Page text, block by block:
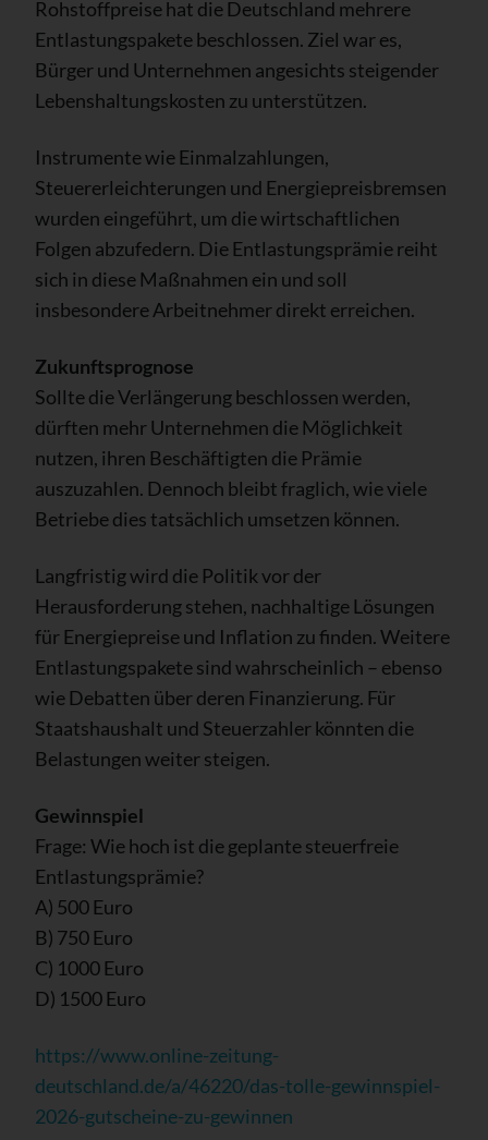
Rohstoffpreise hat die Deutschland mehrere
Entlastungspakete beschlossen. Ziel war es,
Bürger und Unternehmen angesichts steigender
Lebenshaltungskosten zu unterstützen.
Instrumente wie Einmalzahlungen,
Steuererleichterungen und Energiepreisbremsen
wurden eingeführt, um die wirtschaftlichen
Folgen abzufedern. Die Entlastungsprämie reiht
sich in diese Maßnahmen ein und soll
insbesondere Arbeitnehmer direkt erreichen.
Zukunftsprognose
Sollte die Verlängerung beschlossen werden,
dürften mehr Unternehmen die Möglichkeit
nutzen, ihren Beschäftigten die Prämie
auszuzahlen. Dennoch bleibt fraglich, wie viele
Betriebe dies tatsächlich umsetzen können.
Langfristig wird die Politik vor der
Herausforderung stehen, nachhaltige Lösungen
für Energiepreise und Inflation zu finden. Weitere
Entlastungspakete sind wahrscheinlich – ebenso
wie Debatten über deren Finanzierung. Für
Staatshaushalt und Steuerzahler könnten die
Belastungen weiter steigen.
Gewinnspiel
Frage: Wie hoch ist die geplante steuerfreie
Entlastungsprämie?
A) 500 Euro
B) 750 Euro
C) 1000 Euro
D) 1500 Euro
https://www.online-zeitung-
deutschland.de/a/46220/das-tolle-gewinnspiel-
2026-gutscheine-zu-gewinnen